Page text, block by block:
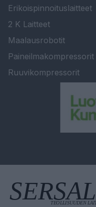
Erikoispinnoituslaitteet
2 K Laitteet
Maalausrobotit
Paineilmakompressorit
Ruuvikompressorit